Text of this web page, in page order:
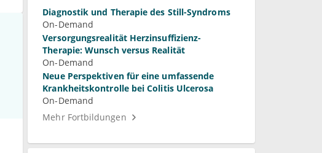
Diagnostik und Therapie des Still-Syndroms
On-Demand
Versorgungsrealität Herzinsuffizienz-
Therapie: Wunsch versus Realität
On-Demand
Neue Perspektiven für eine umfassende
Krankheitskontrolle bei Colitis Ulcerosa
On-Demand
Mehr Fortbildungen